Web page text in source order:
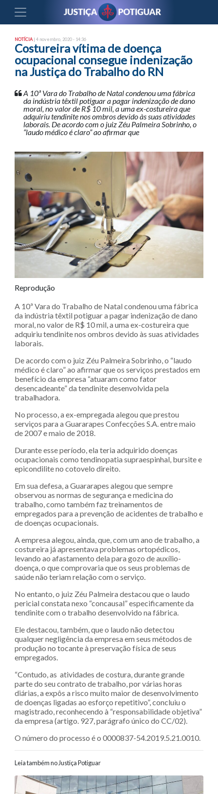
NOTÍCIA | 4 novembro, 2020 - 14:36
Costureira vítima de doença
ocupacional consegue indenização
na Justiça do Trabalho do RN
A 10ª Vara do Trabalho de Natal condenou uma fábrica
da indústria têxtil potiguar a pagar indenização de dano
moral, no valor de R$ 10 mil, a uma ex-costureira que
adquiriu tendinite nos ombros devido às suas atividades
laborais. De acordo com o juiz Zéu Palmeira Sobrinho, o
“laudo médico é claro” ao afirmar que
Reprodução
A 10ª Vara do Trabalho de Natal condenou uma fábrica
da indústria têxtil potiguar a pagar indenização de dano
moral, no valor de R$ 10 mil, a uma ex-costureira que
adquiriu tendinite nos ombros devido às suas atividades
laborais.
De acordo com o juiz Zéu Palmeira Sobrinho, o “laudo
médico é claro” ao afirmar que os serviços prestados em
benefício da empresa “atuaram como fator
desencadeante” da tendinite desenvolvida pela
trabalhadora.
No processo, a ex-empregada alegou que prestou
serviços para a Guararapes Confecções S.A. entre maio
de 2007 e maio de 2018.
Durante esse período, ela teria adquirido doenças
ocupacionais como tendinopatia supraespinhal, bursite e
epicondilite no cotovelo direito.
Em sua defesa, a Guararapes alegou que sempre
observou as normas de segurança e medicina do
trabalho, como também faz treinamentos de
empregados para a prevenção de acidentes de trabalho e
de doenças ocupacionais.
A empresa alegou, ainda, que, com um ano de trabalho, a
costureira já apresentava problemas ortopédicos,
levando ao afastamento dela para gozo de auxílio-
doença, o que comprovaria que os seus problemas de
saúde não teriam relação com o serviço.
No entanto, o juiz Zéu Palmeira destacou que o laudo
pericial constata nexo “concausal” especificamente da
tendinite com o trabalho desenvolvido na fábrica.
Ele destacou, também, que o laudo não detectou
qualquer negligência da empresa em seus métodos de
produção no tocante à preservação física de seus
empregados.
“Contudo, as atividades de costura, durante grande
parte do seu contrato de trabalho, por várias horas
diárias, a expôs a risco muito maior de desenvolvimento
de doenças ligadas ao esforço repetitivo”, concluiu o
magistrado, reconhecendo à “responsabilidade objetiva”
da empresa (artigo. 927, parágrafo único do CC/02).
O número do processo é o 0000837-54.2019.5.21.0010.
Leia também no Justiça Potiguar
Navegação entre posts